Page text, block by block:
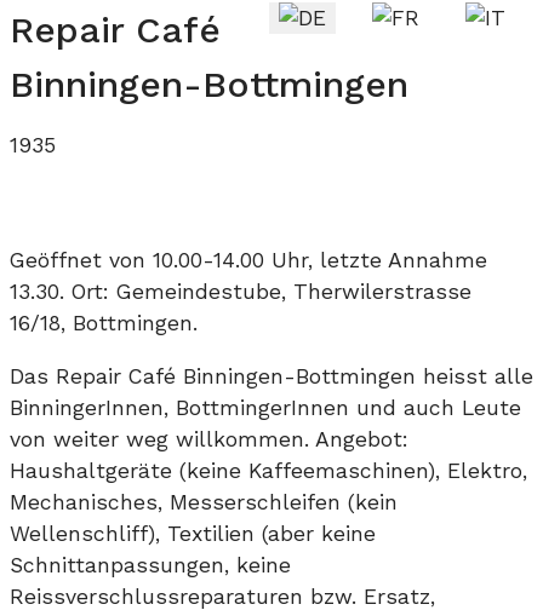
Repair Café
Binningen-Bottmingen
1935
Geöffnet von 10.00-14.00 Uhr, letzte Annahme
13.30. Ort: Gemeindestube, Therwilerstrasse
16/18, Bottmingen.
Das Repair Café Binningen-Bottmingen heisst alle
BinningerInnen, BottmingerInnen und auch Leute
von weiter weg willkommen. Angebot:
Haushaltgeräte (keine Kaffeemaschinen), Elektro,
Mechanisches, Messerschleifen (kein
Wellenschliff), Textilien (aber keine
Schnittanpassungen, keine
Reissverschlussreparaturen bzw. Ersatz,